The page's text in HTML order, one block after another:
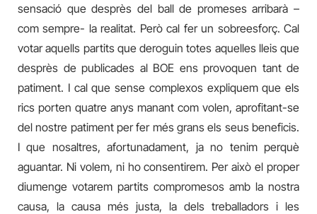
sensació que desprès del ball de promeses arribarà –
com sempre- la realitat. Però cal fer un sobreesforç. Cal
votar aquells partits que deroguin totes aquelles lleis que
desprès de publicades al BOE ens provoquen tant de
patiment. I cal que sense complexos expliquem que els
rics porten quatre anys manant com volen, aprofitant-se
del nostre patiment per fer més grans els seus beneficis.
I que nosaltres, afortunadament, ja no tenim perquè
aguantar. Ni volem, ni ho consentirem. Per això el proper
diumenge votarem partits compromesos amb la nostra
causa, la causa més justa, la dels treballadors i les